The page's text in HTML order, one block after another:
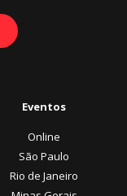
Eventos
Online
São Paulo
Rio de Janeiro